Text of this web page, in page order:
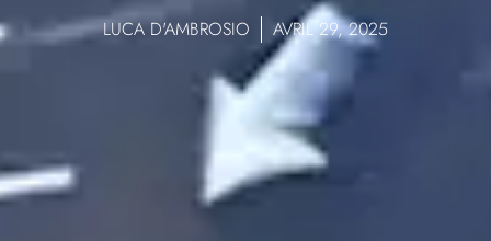
LUCA D'AMBROSIO AVRIL 29, 2025